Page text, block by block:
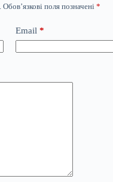
Обов’язкові поля позначені *
Email *